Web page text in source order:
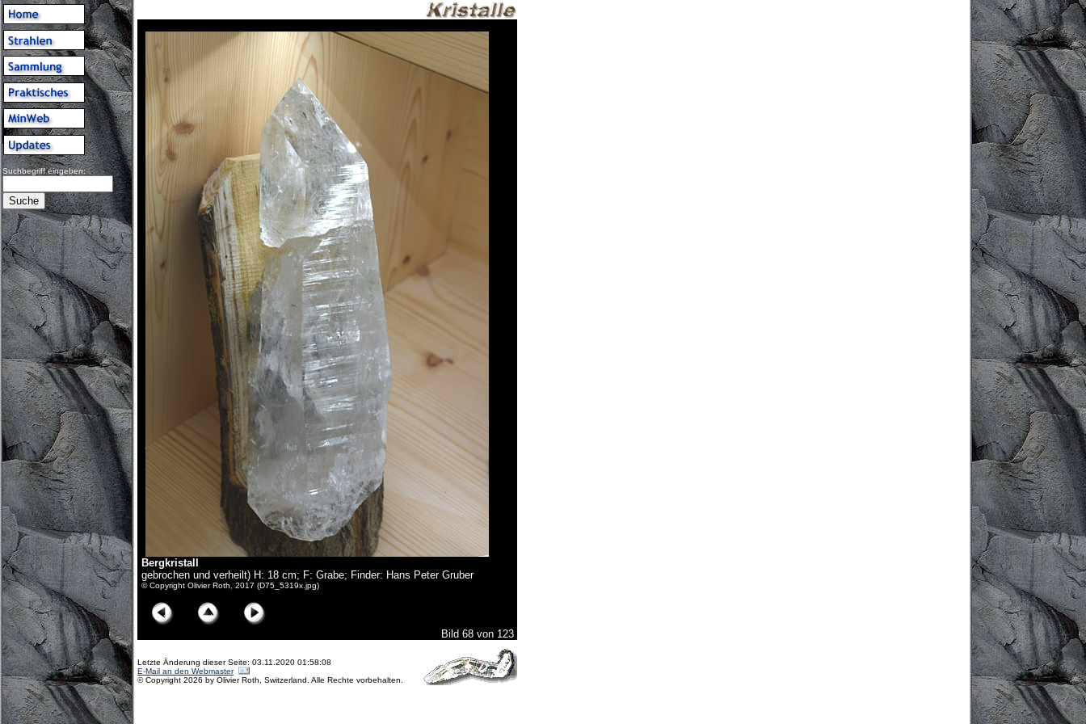
Suchbegriff eingeben:
Bergkristall
gebrochen und verheilt) H: 18 cm; F: Grabe; Finder: Hans Peter Gruber
© Copyright Olivier Roth, 2017 (D75_5319x.jpg)
Bild 68 von 123
Letzte Änderung dieser Seite: 03.11.2020 01:58:08
E-Mail an den Webmaster
© Copyright 2026 by Olivier Roth, Switzerland. Alle Rechte vorbehalten.